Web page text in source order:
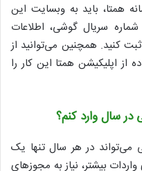
همتا، باید به وبسایت این
سریال گوشی، اطلاعات
کنید. همچنین می‌توانید از
شماره 7777 یا استفاده از اپلیکیشن همتا این کار را
سال وارد کنم؟
می‌تواند در هر سال تنها یک
بیشتر، نیاز به مجوزهای